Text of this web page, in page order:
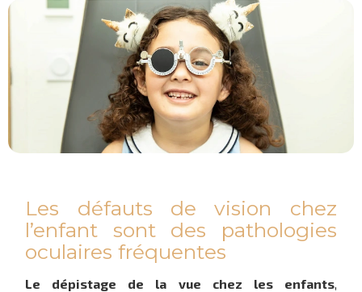
Les défauts de vision chez
l’enfant sont des pathologies
oculaires fréquentes
Le dépistage de la vue chez les enfants,